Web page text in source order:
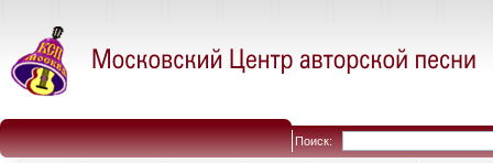
Поиск: